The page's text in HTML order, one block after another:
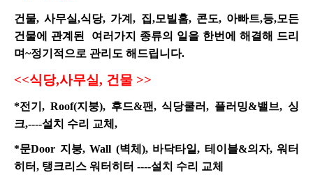
건물, 사무실,식당, 가계, 집,모빌홈, 콘도, 아빠트,등,모든
건물에 관계된 여러가지 종류의 일을 한번에 해결해 드리
며~정기적으로 관리도 해드립니다.
<<식당,사무실, 건물 >>
*전기, Roof(지붕), 후드&팬, 식당쿨러, 플러밍&밸브, 싱
크,----설치 수리 교체,
*문Door 지붕, Wall (벽체), 바닥타일, 테이블&의자, 워터
히터, 탱크리스 워터히터 ----설치 수리 교체